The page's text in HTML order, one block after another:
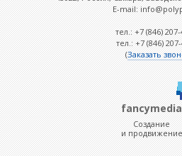
E-mail:
тел.: +7 (846)
тел.: +7 (846)
(Заказать
fancymedia
Создание
и продвижение